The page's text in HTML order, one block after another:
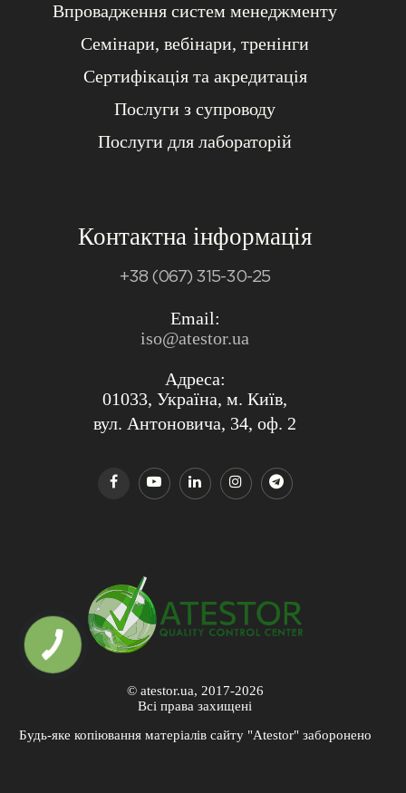
Впровадження систем менеджменту
Семінари, вебінари, тренінги
Сертифікація та акредитація
Послуги з супроводу
Послуги для лабораторій
Контактна інформація
+38 (067) 315-30-25
Email:
iso@atestor.ua
Адреса:
01033, Україна, м. Київ,
вул. Антоновича, 34, оф. 2
© atestor.ua, 2017-2026
Всі права захищені
Будь-яке копіювання матеріалів сайту "Atestor" заборонено